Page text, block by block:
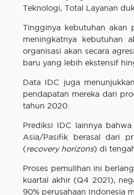
Teknologi, Total Layanan
Tingginya kebutuhan akan
meningkatnya kebutuhan
organisasi akan secara
baru yang lebih ekstensif
Data IDC juga
pendapatan mereka dari
tahun 2020.
Prediksi IDC lainnya
Asia/Pasifik berasal dari
(recovery horizons) di
Proses pemulihan ini
kuartal akhir (Q4 2021),
90% perusahaan Indonesia